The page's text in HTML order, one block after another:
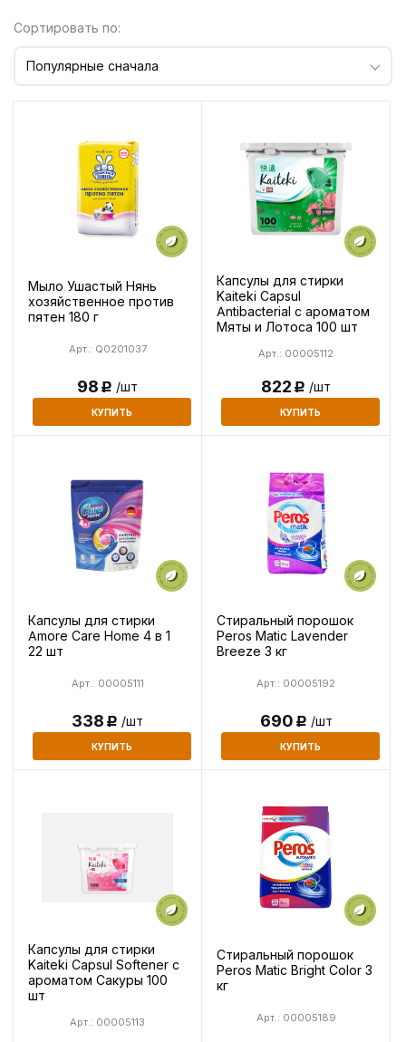
Сортировать по:
Популярные сначала
Мыло Ушастый Нянь
хозяйственное против
пятен 180 г
Арт.: Q0201037
98Р /шт
КУПИТЬ
Капсулы для стирки
Kaiteki Capsul
Antibacterial c ароматом
Мяты и Лотоса 100 шт
Арт.: 00005112
822Р /шт
КУПИТЬ
Капсулы для стирки
Amore Care Home 4 в 1
22 шт
Арт.: 00005111
338Р /шт
КУПИТЬ
Стиральный порошок
Peros Matic Lavender
Breeze 3 кг
Арт.: 00005192
690Р /шт
КУПИТЬ
Капсулы для стирки
Kaiteki Capsul Softener c
ароматом Сакуры 100
шт
Арт.: 00005113
Стиральный порошок
Peros Matic Bright Color 3
кг
Арт.: 00005189